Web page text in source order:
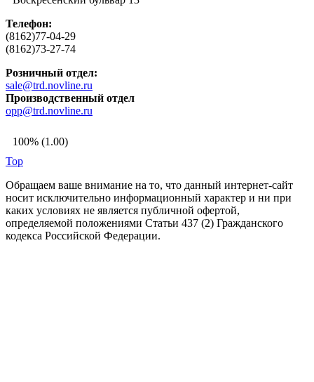
Телефон:
(8162)77-04-29
(8162)73-27-74
Розничный отдел:
sale@trd.novline.ru
Производственный отдел
opp@trd.novline.ru
100% (1.00)
Top
Обращаем ваше внимание на то, что данный интернет-сайт
носит исключительно информационный характер и ни при
каких условиях не является публичной офертой,
определяемой положениями Статьи 437 (2) Гражданского
кодекса Российской Федерации.